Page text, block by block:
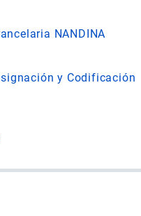
NANDINA
y Codificación